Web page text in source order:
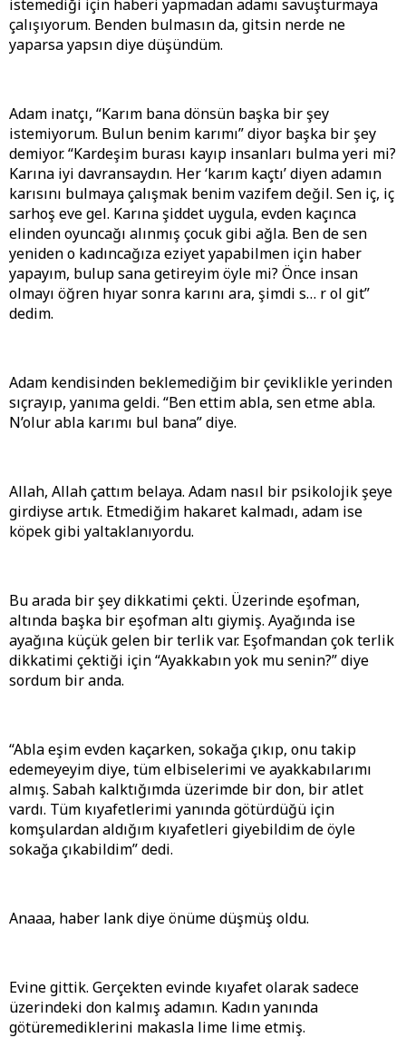
istemediği için haberi yapmadan adamı savuşturmaya
çalışıyorum. Benden bulmasın da, gitsin nerde ne
yaparsa yapsın diye düşündüm.
Adam inatçı, “Karım bana dönsün başka bir şey
istemiyorum. Bulun benim karımı” diyor başka bir şey
demiyor. “Kardeşim burası kayıp insanları bulma yeri mi?
Karına iyi davransaydın. Her ‘karım kaçtı’ diyen adamın
karısını bulmaya çalışmak benim vazifem değil. Sen iç, iç
sarhoş eve gel. Karına şiddet uygula, evden kaçınca
elinden oyuncağı alınmış çocuk gibi ağla. Ben de sen
yeniden o kadıncağıza eziyet yapabilmen için haber
yapayım, bulup sana getireyim öyle mi? Önce insan
olmayı öğren hıyar sonra karını ara, şimdi s… r ol git”
dedim.
Adam kendisinden beklemediğim bir çeviklikle yerinden
sıçrayıp, yanıma geldi. “Ben ettim abla, sen etme abla.
N’olur abla karımı bul bana” diye.
Allah, Allah çattım belaya. Adam nasıl bir psikolojik şeye
girdiyse artık. Etmediğim hakaret kalmadı, adam ise
köpek gibi yaltaklanıyordu.
Bu arada bir şey dikkatimi çekti. Üzerinde eşofman,
altında başka bir eşofman altı giymiş. Ayağında ise
ayağına küçük gelen bir terlik var. Eşofmandan çok terlik
dikkatimi çektiği için “Ayakkabın yok mu senin?” diye
sordum bir anda.
“Abla eşim evden kaçarken, sokağa çıkıp, onu takip
edemeyeyim diye, tüm elbiselerimi ve ayakkabılarımı
almış. Sabah kalktığımda üzerimde bir don, bir atlet
vardı. Tüm kıyafetlerimi yanında götürdüğü için
komşulardan aldığım kıyafetleri giyebildim de öyle
sokağa çıkabildim” dedi.
Anaaa, haber lank diye önüme düşmüş oldu.
Evine gittik. Gerçekten evinde kıyafet olarak sadece
üzerindeki don kalmış adamın. Kadın yanında
götüremediklerini makasla lime lime etmiş.